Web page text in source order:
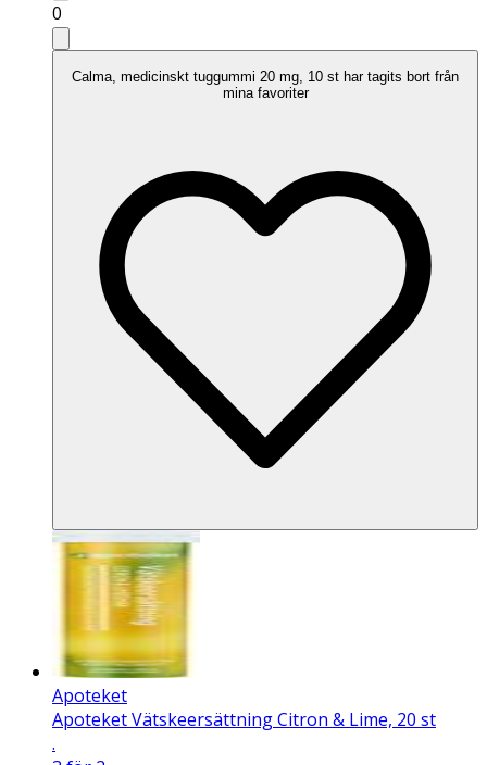
0
Calma, medicinskt tuggummi 20 mg, 10 st har tagits bort från
mina favoriter
Apoteket
Apoteket Vätskeersättning Citron & Lime, 20 st
.